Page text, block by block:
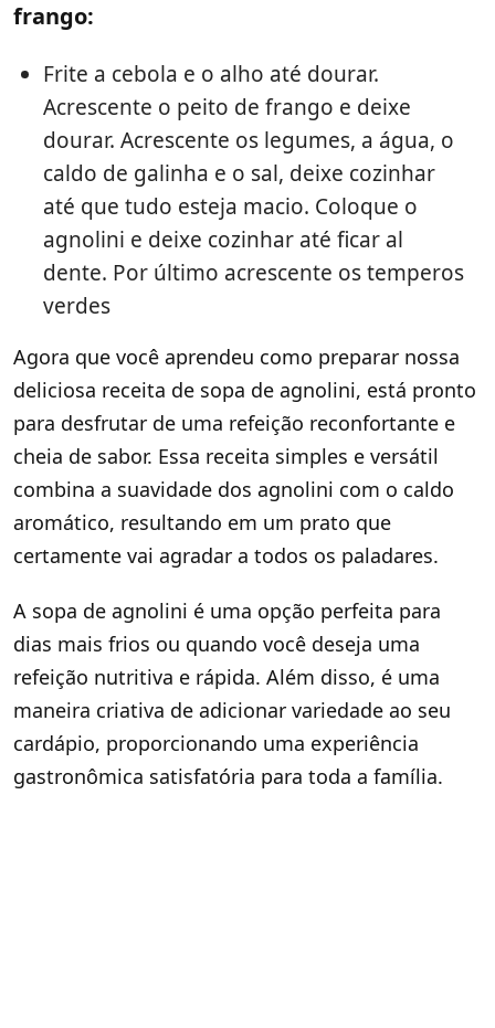
frango:
Frite a cebola e o alho até dourar.
Acrescente o peito de frango e deixe
dourar. Acrescente os legumes, a água, o
caldo de galinha e o sal, deixe cozinhar
até que tudo esteja macio. Coloque o
agnolini e deixe cozinhar até ficar al
dente. Por último acrescente os temperos
verdes
Agora que você aprendeu como preparar nossa
deliciosa receita de sopa de agnolini, está pronto
para desfrutar de uma refeição reconfortante e
cheia de sabor. Essa receita simples e versátil
combina a suavidade dos agnolini com o caldo
aromático, resultando em um prato que
certamente vai agradar a todos os paladares.
A sopa de agnolini é uma opção perfeita para
dias mais frios ou quando você deseja uma
refeição nutritiva e rápida. Além disso, é uma
maneira criativa de adicionar variedade ao seu
cardápio, proporcionando uma experiência
gastronômica satisfatória para toda a família.